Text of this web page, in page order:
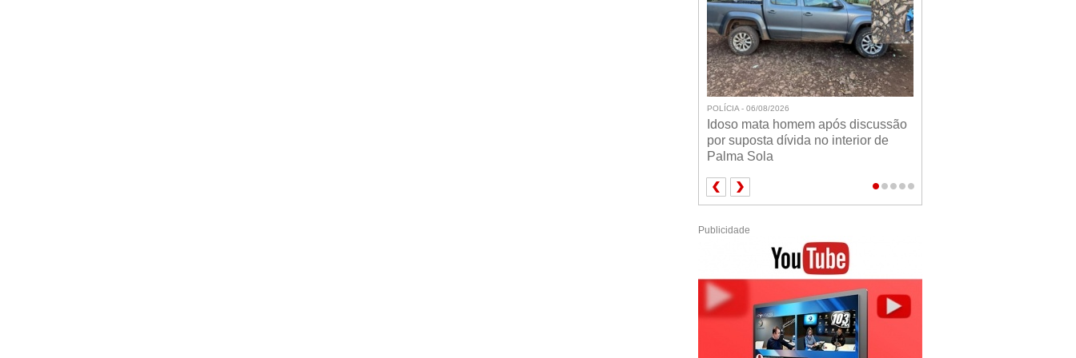
POLÍCIA - 06/08/2026
Idoso mata homem após discussão
por suposta dívida no interior de
Palma Sola
Publicidade